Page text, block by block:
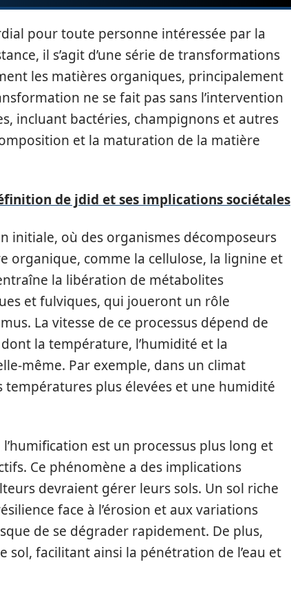
pour toute personne intéressée par la
il s’agit d’une série de transformations
les matières organiques, principalement
ne se fait pas sans l’intervention
incluant bactéries, champignons et autres
et la maturation de la matière
de jdid et ses implications sociétales
initiale, où des organismes décomposeurs
organique, comme la cellulose, la lignine et
la libération de métabolites
et fulviques, qui joueront un rôle
La vitesse de ce processus dépend de
la température, l’humidité et la
même. Par exemple, dans un climat
températures plus élevées et une humidité
est un processus plus long et
Ce phénomène a des implications
devraient gérer leurs sols. Un sol riche
face à l’érosion et aux variations
de se dégrader rapidement. De plus,
sol, facilitant ainsi la pénétration de l’eau et